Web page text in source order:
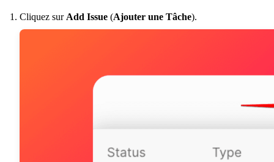
Cliquez sur Add Issue (Ajouter une Tâche).